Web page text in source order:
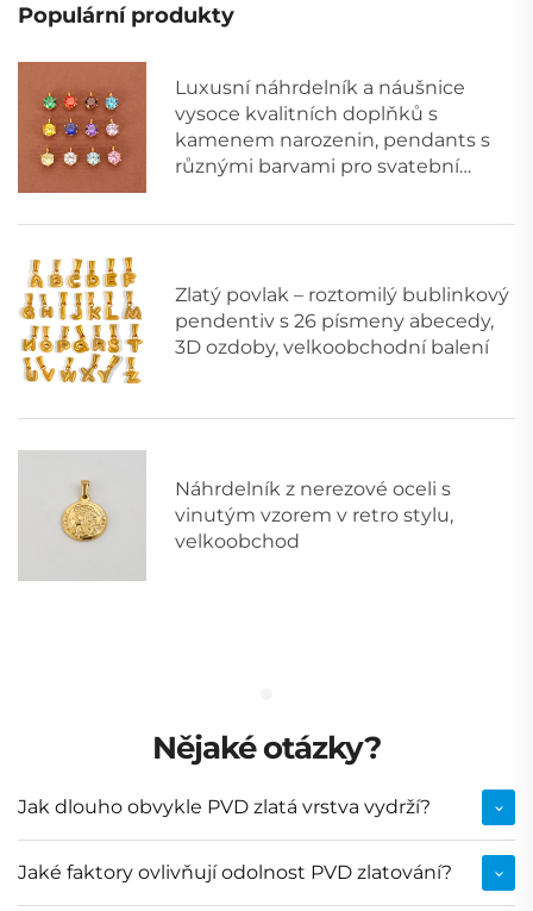
Populární produkty
Luxusní náhrdelník a náušnice
vysoce kvalitních doplňků s
kamenem narozenin, pendants s
různými barvami pro svatební
Zlatý povlak – roztomilý bublinkový
pendentiv s 26 písmeny abecedy,
3D ozdoby, velkoobchodní balení
Náhrdelník z nerezové oceli s
vinutým vzorem v retro stylu,
velkoobchod
Nějaké otázky?
Jak dlouho obvykle PVD zlatá vrstva vydrží?
Jaké faktory ovlivňují odolnost PVD zlatování?